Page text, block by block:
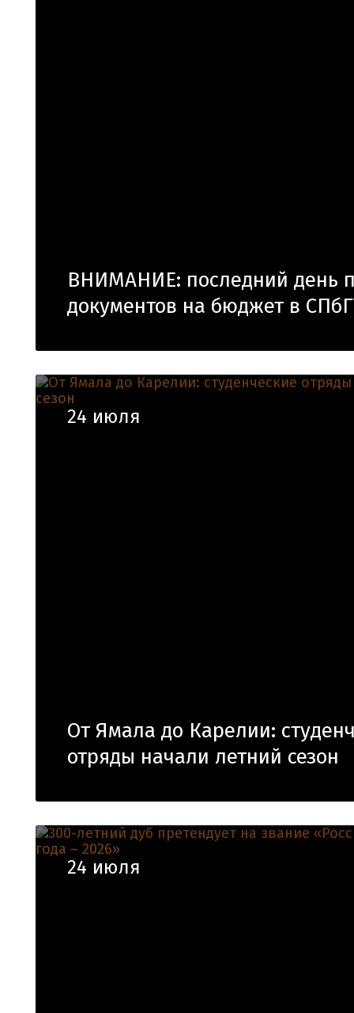
ВНИМАНИЕ: последний день
документов на бюджет в
24 июля
От Ямала до Карелии:
отряды начали летний сезон
24 июля